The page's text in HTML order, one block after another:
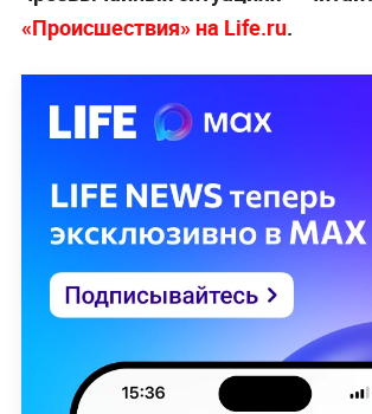
«Происшествия» на Life.ru.